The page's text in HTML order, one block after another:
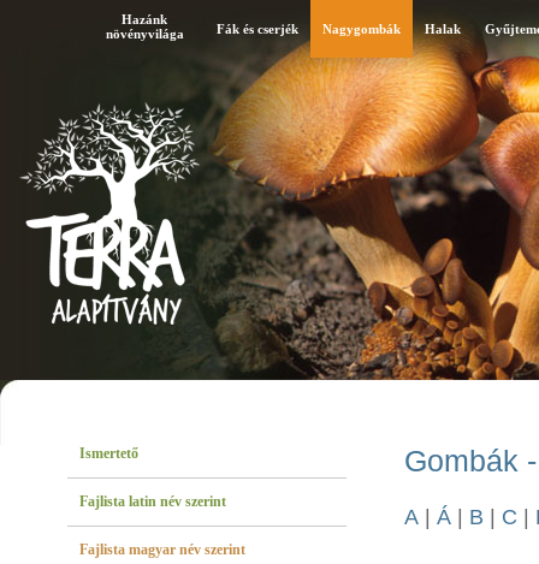
Hazánk
növényvilága
Fák és cserjék Nagygombák Halak
Ismertető
Fajlista latin név szerint
Fajlista magyar név szerint
Gombák
A Á B C